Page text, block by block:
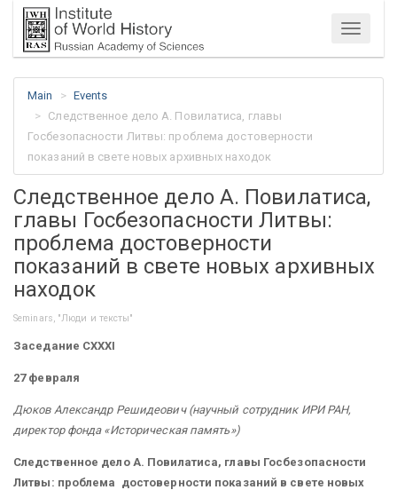
Menu
Main
Events
Следственное дело А. Повилатиса, главы
Госбезопасности Литвы: проблема достоверности
показаний в свете новых архивных находок
Следственное дело А. Повилатиса,
главы Госбезопасности Литвы:
проблема достоверности
показаний в свете новых архивных
находок
Seminars, "Люди и тексты"
Заседание CXXXI
27 февраля
Дюков Александр Решидеович (научный сотрудник ИРИ РАН,
директор фонда «Историческая память»)
Следственное дело А. Повилатиса, главы Госбезопасности
Литвы: проблема достоверности показаний в свете новых